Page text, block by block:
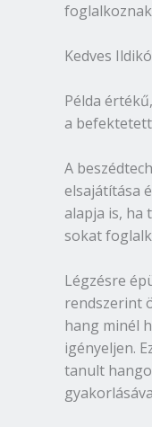
Kedves
Példa
a
A
elsajátítása
alapja is, ha
sokat
Légzésre
rendszerint
hang minél
igényeljen.
tanult